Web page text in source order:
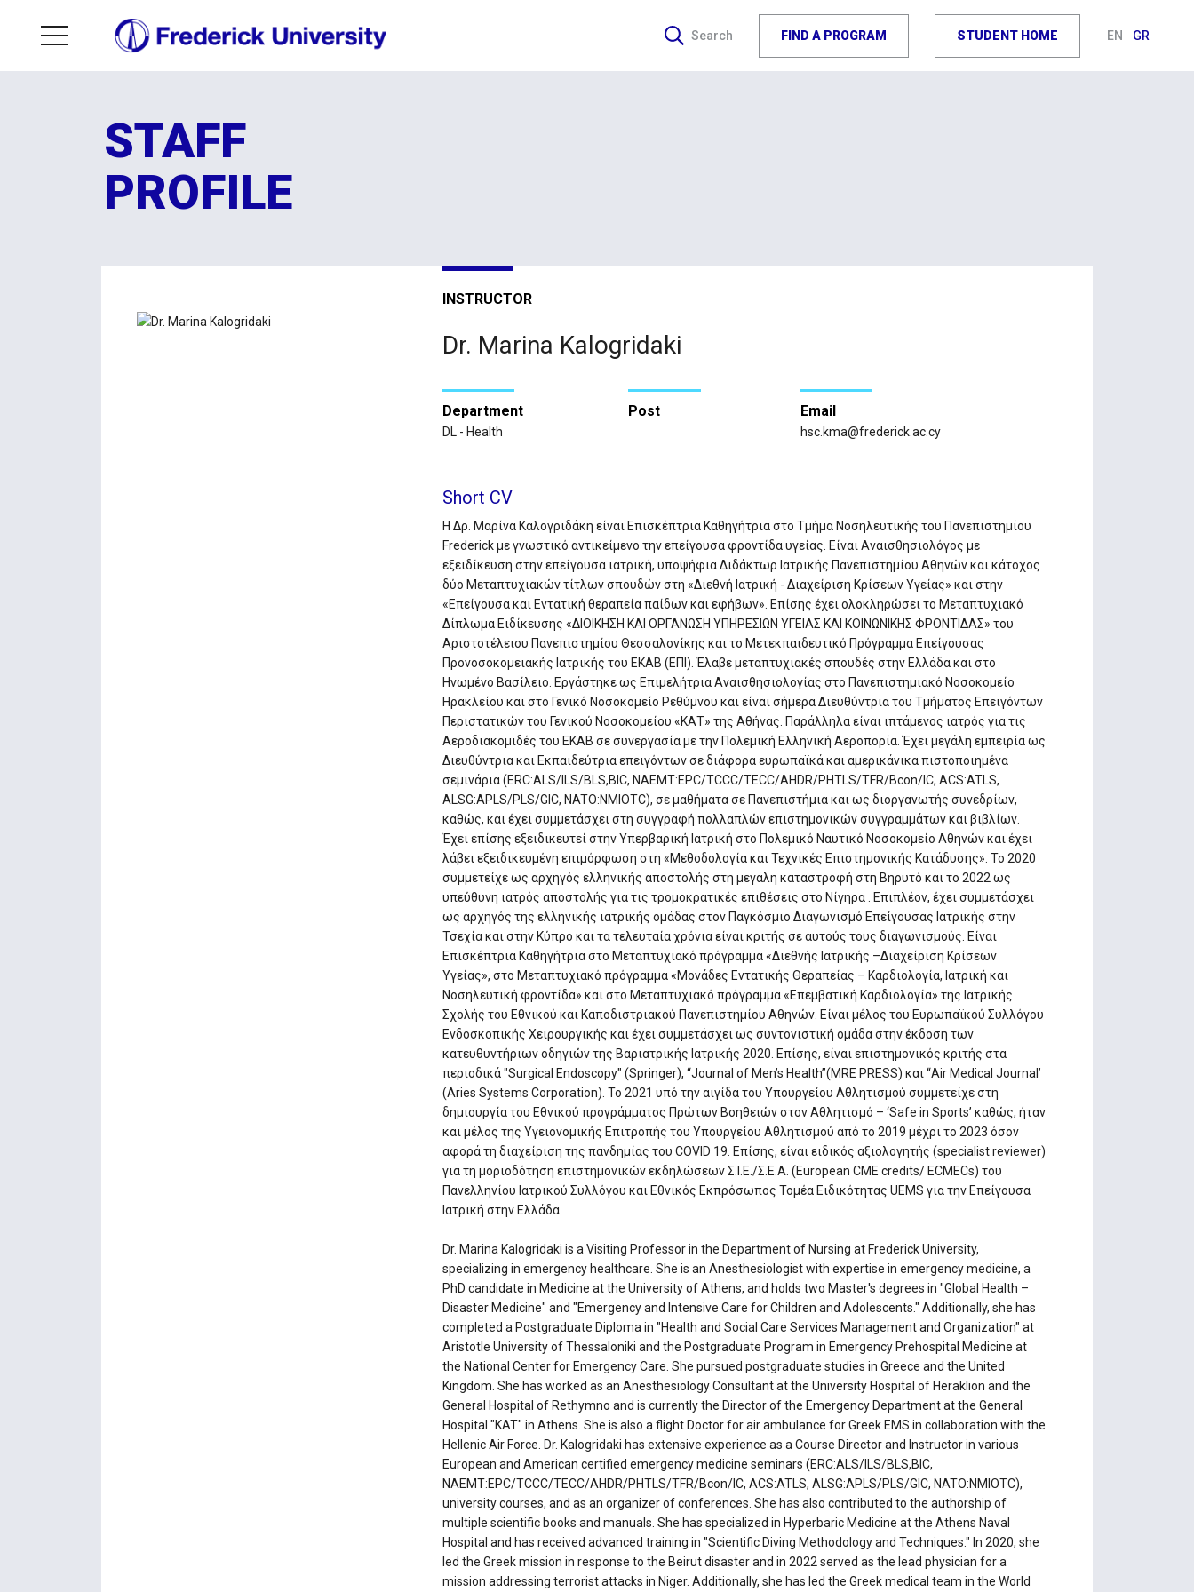
Search FIND A PROGRAM STUDENT HOME EN GR
STAFF
PROFILE
INSTRUCTOR
Dr. Marina Kalogridaki
Department
DL - Health
Post Email
hsc.kma@frederick.ac.cy
Short CV
Η Δρ. Μαρίνα Καλογριδάκη είναι Επισκέπτρια Καθηγήτρια στο Τμήμα Νοσηλευτικής του Πανεπιστημίου
Frederick με γνωστικό αντικείμενο την επείγουσα φροντίδα υγείας. Είναι Αναισθησιολόγος με
εξειδίκευση στην επείγουσα ιατρική, υποψήφια Διδάκτωρ Ιατρικής Πανεπιστημίου Αθηνών και κάτοχος
δύο Μεταπτυχιακών τίτλων σπουδών στη «Διεθνή Ιατρική - Διαχείριση Κρίσεων Υγείας» και στην
«Επείγουσα και Εντατική θεραπεία παίδων και εφήβων». Επίσης έχει ολοκληρώσει τo Μεταπτυχιακό
Δίπλωμα Ειδίκευσης «ΔΙΟΙΚΗΣΗ ΚΑΙ ΟΡΓΑΝΩΣΗ ΥΠΗΡΕΣΙΩΝ ΥΓΕΙΑΣ ΚΑΙ ΚΟΙΝΩΝΙΚΗΣ ΦΡΟΝΤΙΔΑΣ» του
Αριστοτέλειου Πανεπιστημίου Θεσσαλονίκης και τo Μετεκπαιδευτικό Πρόγραμμα Επείγουσας
Προνοσοκομειακής Ιατρικής του ΕΚΑΒ (ΕΠΙ). Έλαβε μεταπτυχιακές σπουδές στην Ελλάδα και στο
Ηνωμένο Βασίλειο. Εργάστηκε ως Επιμελήτρια Αναισθησιολογίας στο Πανεπιστημιακό Νοσοκομείο
Ηρακλείου και στο Γενικό Νοσοκομείο Ρεθύμνου και είναι σήμερα Διευθύντρια του Τμήματος Επειγόντων
Περιστατικών του Γενικού Νοσοκομείου «ΚΑΤ» της Αθήνας. Παράλληλα είναι ιπτάμενος ιατρός για τις
Αεροδιακομιδές του ΕΚΑΒ σε συνεργασία με την Πολεμική Ελληνική Αεροπορία. Έχει μεγάλη εμπειρία ως
Διευθύντρια και Εκπαιδεύτρια επειγόντων σε διάφορα ευρωπαϊκά και αμερικάνικα πιστοποιημένα
σεμινάρια (ERC:ALS/ILS/BLS,BIC, NAEMT:EPC/TCCC/TECC/AHDR/PHTLS/TFR/Bcon/IC, ACS:ATLS,
ALSG:APLS/PLS/GIC, NATO:NMIOTC), σε μαθήματα σε Πανεπιστήμια και ως διοργανωτής συνεδρίων,
καθώς, και έχει συμμετάσχει στη συγγραφή πολλαπλών επιστημονικών συγγραμμάτων και βιβλίων.
Έχει επίσης εξειδικευτεί στην Υπερβαρική Ιατρική στο Πολεμικό Ναυτικό Νοσοκομείο Αθηνών και έχει
λάβει εξειδικευμένη επιμόρφωση στη «Μεθοδολογία και Τεχνικές Επιστημονικής Κατάδυσης». Το 2020
συμμετείχε ως αρχηγός ελληνικής αποστολής στη μεγάλη καταστροφή στη Βηρυτό και το 2022 ως
υπεύθυνη ιατρός αποστολής για τις τρομοκρατικές επιθέσεις στο Νίγηρα . Επιπλέον, έχει συμμετάσχει
ως αρχηγός της ελληνικής ιατρικής ομάδας στον Παγκόσμιο Διαγωνισμό Επείγουσας Ιατρικής στην
Τσεχία και στην Κύπρο και τα τελευταία χρόνια είναι κριτής σε αυτούς τους διαγωνισμούς. Είναι
Επισκέπτρια Καθηγήτρια στο Μεταπτυχιακό πρόγραμμα «Διεθνής Ιατρικής –Διαχείριση Κρίσεων
Υγείας», στο Μεταπτυχιακό πρόγραμμα «Μονάδες Εντατικής Θεραπείας – Καρδιολογία, Ιατρική και
Νοσηλευτική φροντίδα» και στο Μεταπτυχιακό πρόγραμμα «Επεμβατική Καρδιολογία» της Ιατρικής
Σχολής του Εθνικού και Καποδιστριακού Πανεπιστημίου Αθηνών. Είναι μέλος του Ευρωπαϊκού Συλλόγου
Ενδοσκοπικής Χειρουργικής και έχει συμμετάσχει ως συντονιστική ομάδα στην έκδοση των
κατευθυντήριων οδηγιών της Βαριατρικής Ιατρικής 2020. Επίσης, είναι επιστημονικός κριτής στα
περιοδικά "Surgical Endoscopy" (Springer), “Journal of Men’s Health”(MRE PRESS) και “Air Medical Journal’
(Aries Systems Corporation). Το 2021 υπό την αιγίδα του Υπουργείου Αθλητισμού συμμετείχε στη
δημιουργία του Εθνικού προγράμματος Πρώτων Βοηθειών στον Αθλητισμό – ‘Safe in Sports’ καθώς, ήταν
και μέλος της Υγειονομικής Επιτροπής του Υπουργείου Αθλητισμού από το 2019 μέχρι το 2023 όσον
αφορά τη διαχείριση της πανδημίας του COVID 19. Επίσης, είναι ειδικός αξιολογητής (specialist reviewer)
για τη μοριοδότηση επιστημονικών εκδηλώσεων Σ.Ι.Ε./Σ.Ε.Α. (European CME credits/ ECMECs) του
Πανελληνίου Ιατρικού Συλλόγου και Εθνικός Εκπρόσωπος Τομέα Ειδικότητας UEMS για την Επείγουσα
Ιατρική στην Ελλάδα.
Dr. Marina Kalogridaki is a Visiting Professor in the Department of Nursing at Frederick University,
specializing in emergency healthcare. She is an Anesthesiologist with expertise in emergency medicine, a
PhD candidate in Medicine at the University of Athens, and holds two Master's degrees in "Global Health –
Disaster Medicine" and "Emergency and Intensive Care for Children and Adolescents." Additionally, she has
completed a Postgraduate Diploma in "Health and Social Care Services Management and Organization" at
Aristotle University of Thessaloniki and the Postgraduate Program in Emergency Prehospital Medicine at
the National Center for Emergency Care. She pursued postgraduate studies in Greece and the United
Kingdom. She has worked as an Anesthesiology Consultant at the University Hospital of Heraklion and the
General Hospital of Rethymno and is currently the Director of the Emergency Department at the General
Hospital "KAT" in Athens. She is also a flight Doctor for air ambulance for Greek EMS in collaboration with the
Hellenic Air Force. Dr. Kalogridaki has extensive experience as a Course Director and Instructor in various
European and American certified emergency medicine seminars (ERC:ALS/ILS/BLS,BIC,
NAEMT:EPC/TCCC/TECC/AHDR/PHTLS/TFR/Bcon/IC, ACS:ATLS, ALSG:APLS/PLS/GIC, NATO:NMIOTC),
university courses, and as an organizer of conferences. She has also contributed to the authorship of
multiple scientific books and manuals. She has specialized in Hyperbaric Medicine at the Athens Naval
Hospital and has received advanced training in "Scientific Diving Methodology and Techniques." In 2020, she
led the Greek mission in response to the Beirut disaster and in 2022 served as the lead physician for a
mission addressing terrorist attacks in Niger. Additionally, she has led the Greek medical team in the World